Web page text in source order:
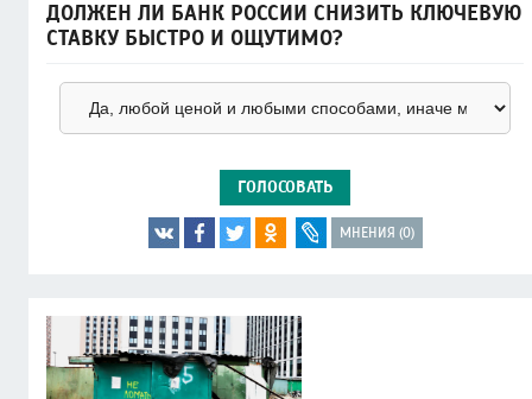
ДОЛЖЕН ЛИ БАНК РОССИИ СНИЗИТЬ КЛЮЧЕВУЮ
СТАВКУ БЫСТРО И ОЩУТИМО?
ГОЛОСОВАТЬ
МНЕНИЯ (0)